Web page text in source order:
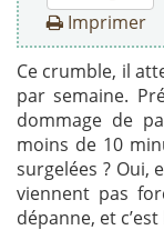
Imprimer
Ce crumble, il
par semaine.
dommage de
moins de 10
surgelées ? Oui,
viennent pas
dépanne, et